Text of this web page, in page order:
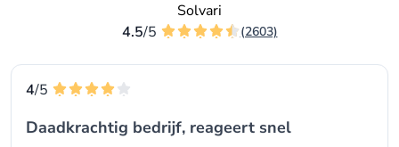
Solvari
4.5/5 (2603)
4/5
Daadkrachtig bedrijf, reageert snel